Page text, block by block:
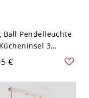
Ball Pendelleuchte
3
mit transparentem
angepasst für
direkt verkabelt
110V-120V
€